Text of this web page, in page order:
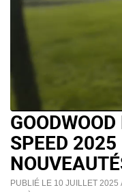
SPEED 2025
PUBLIÉ LE 10 JUILLET 2025